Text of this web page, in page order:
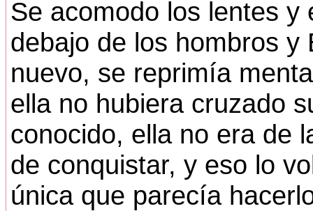
Se acomodo los lentes y
debajo de los hombros y
nuevo, se reprimía
ella no hubiera cruzado
conocido, ella no era de
de conquistar, y eso lo
única que parecía